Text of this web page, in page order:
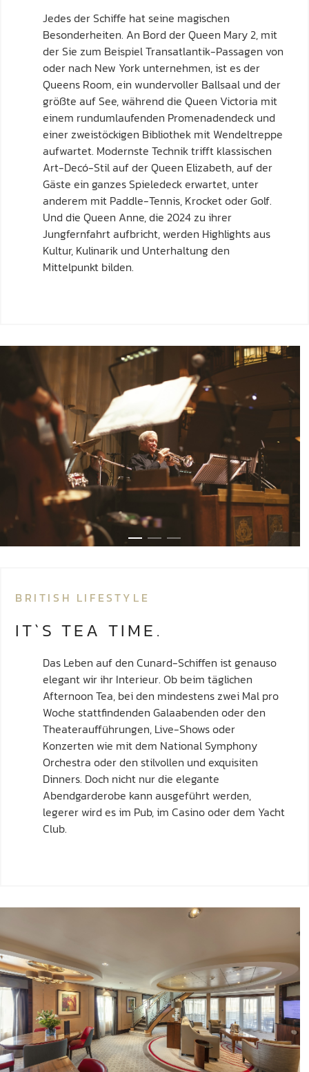
Jedes der Schiffe hat seine magischen
Besonderheiten. An Bord der Queen Mary 2, mit
der Sie zum Beispiel Transatlantik-Passagen von
oder nach New York unternehmen, ist es der
Queens Room, ein wundervoller Ballsaal und der
größte auf See, während die Queen Victoria mit
einem rundumlaufenden Promenadendeck und
einer zweistöckigen Bibliothek mit Wendeltreppe
aufwartet. Modernste Technik trifft klassischen
Art-Decó-Stil auf der Queen Elizabeth, auf der
Gäste ein ganzes Spieledeck erwartet, unter
anderem mit Paddle-Tennis, Krocket oder Golf.
Und die Queen Anne, die 2024 zu ihrer
Jungfernfahrt aufbricht, werden Highlights aus
Kultur, Kulinarik und Unterhaltung den
Mittelpunkt bilden.
BRITISH LIFESTYLE
IT`S TEA TIME.
Das Leben auf den Cunard-Schiffen ist genauso
elegant wir ihr Interieur. Ob beim täglichen
Afternoon Tea, bei den mindestens zwei Mal pro
Woche stattfindenden Galaabenden oder den
Theateraufführungen, Live-Shows oder
Konzerten wie mit dem National Symphony
Orchestra oder den stilvollen und exquisiten
Dinners. Doch nicht nur die elegante
Abendgarderobe kann ausgeführt werden,
legerer wird es im Pub, im Casino oder dem Yacht
Club.